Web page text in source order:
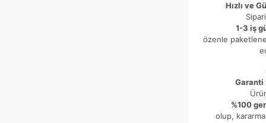
Hızlı ve
1-3 iş
özenle
Garanti
%100
olup,